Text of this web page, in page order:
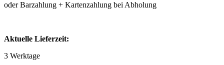
oder Barzahlung + Kartenzahlung bei Abholung
Aktuelle Lieferzeit:
3 Werktage